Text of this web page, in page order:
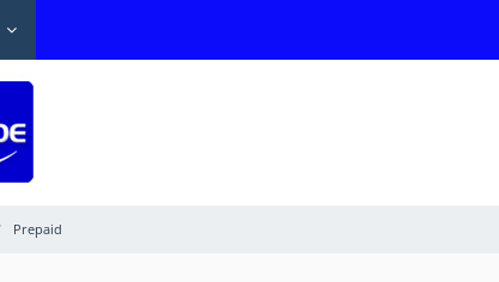
Prepaid